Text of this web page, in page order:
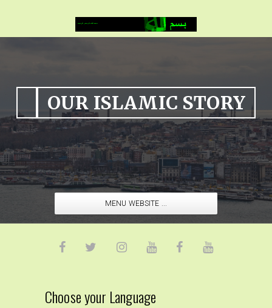
OUR ISLAMIC STORY
MENU WEBSITE ...
Choose your Language